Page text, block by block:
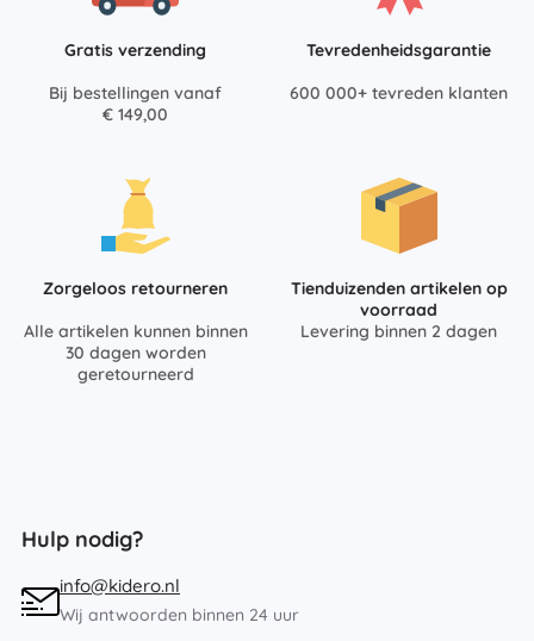
Gratis verzending
Bij bestellingen vanaf
€ 149,00
Tevredenheidsgarantie
600 000+ tevreden klanten
Zorgeloos retourneren
Alle artikelen kunnen binnen
30 dagen worden
geretourneerd
Tienduizenden artikelen op
voorraad
Levering binnen 2 dagen
Hulp nodig?
info@kidero.nl
Wij antwoorden binnen 24 uur